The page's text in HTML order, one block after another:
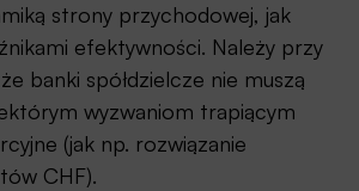
strony przychodowej, jak
efektywności. Należy przy
banki spółdzielcze nie muszą
wyzwaniom trapiącym
(jak np. rozwiązanie
CHF).